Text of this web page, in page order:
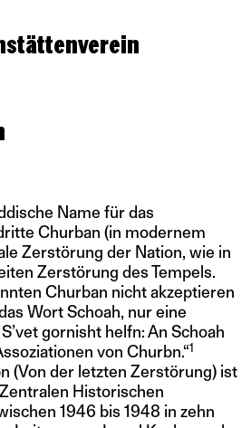
Name für das
Churban (in modernem
Zerstörung der Nation, wie in
Zerstörung des Tempels.
Churban nicht akzeptieren
Wort Schoah, nur eine
gornisht helfn: An Schoah
von Churbn.“1
(Von der letzten Zerstörung) ist
Historischen
1946 bis 1948 in zehn